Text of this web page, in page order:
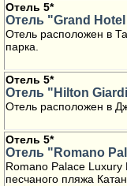
Отель 5*
Отель "Grand
Отель расположен в
парка.
Отель 5*
Отель "Hilton
Отель расположен в
Отель 5*
Отель "Romano
Romano Palace Luxury
песчаного пляжа